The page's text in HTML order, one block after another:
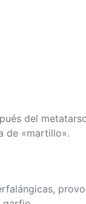
del
de «martillo».